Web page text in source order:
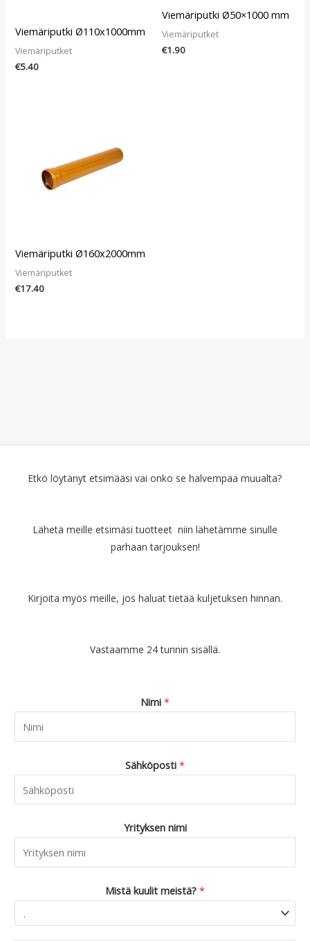
Viemäriputki Ø110x1000mm
Viemäriputket
€5.40
Viemäriputki Ø50×1000 mm
Viemäriputket
€1.90
Viemäriputki Ø160x2000mm
Viemäriputket
€17.40
Etkö löytänyt etsimääsi vai onko se halvempaa muualta?
Lähetä meille etsimäsi tuotteet niin lähetämme sinulle
parhaan tarjouksen!
Kirjoita myös meille, jos haluat tietää kuljetuksen hinnan.
Vastaamme 24 tunnin sisällä.
Nimi *
Sähköposti *
Yrityksen nimi
Mistä kuulit meistä? *